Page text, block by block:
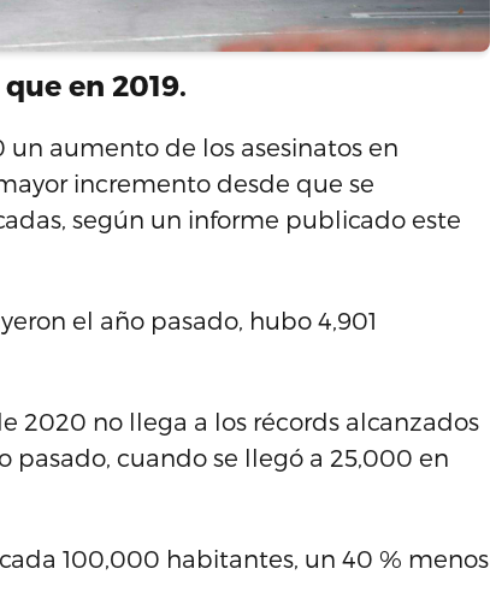
en 2019.
un aumento de los asesinatos en
incremento desde que se
según un informe publicado este
el año pasado, hubo 4,901
2020 no llega a los récords alcanzados
pasado, cuando se llegó a 25,000 en
100,000 habitantes, un 40 % menos